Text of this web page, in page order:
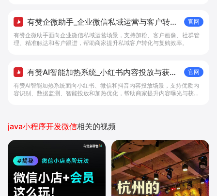
有赞企微助手_企业微信私域运营与客户转化
工具 - 做生意, 找有赞
官网
有赞企微助手面向企业微信私域运营场景，支持加粉、客户画像、社群管
理、精准触达和客户跟进，帮助商家提升私域客户转化与复购效率。
有赞AI智能加热系统_小红书内容投放与获客
提效解决方案 - 做生意, 找有赞
官网
有赞AI智能加热系统面向小红书、微信和抖音内容投放场景，支持优质内
容识别、数据监测、智能投放和加热优化，帮助商家提升内容曝光与获客
java小程序开发微信相关的视频